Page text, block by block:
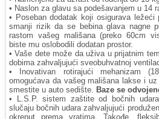
• Naslon za glavu sa podešavanjem u 14
• Poseban dodatak koji osigurava
smanji rizik da se bebina glava nagne
rastom vašeg mališana (preko 60cm
biste mu oslobodili dodatan prostor.
• Vaše dete može da uživa u prijatnim
dobima zahvaljujući sveobuhvatnoj
• Inovativan rotirajući mehanizam
omogućava da vašeg mališana lakse i
smestite u auto sedište. Baze se
• L.S.P. sistem zaštite od bočnih
slučaju bočnih udara zahvaljujući
okrenut prema vratima. Takođe,